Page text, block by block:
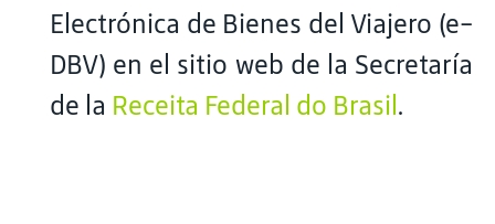
Electrónica de Bienes del Viajero (e-
DBV) en el sitio web de la Secretaría
de la Receita Federal do Brasil .